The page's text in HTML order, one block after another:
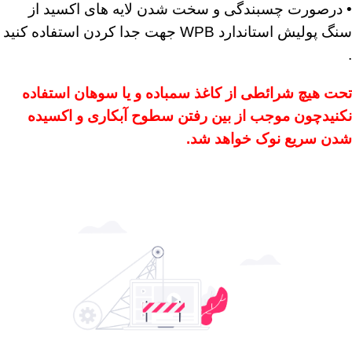
• درصورت چسبندگی و سخت شدن لایه های اکسید از
سنگ پولیش استاندارد WPB جهت جدا کردن استفاده کنید
.
تحت هیچ شرائطی از کاغذ سمباده و یا سوهان استفاده
نکنیدچون موجب از بین رفتن سطوح آبکاری و اکسیده
شدن سریع نوک خواهد شد.